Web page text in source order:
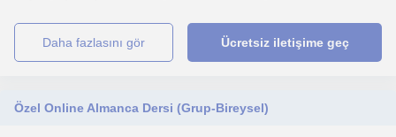
daha fazlasını gör Ücretsiz iletişime geç
Özel Online Almanca Dersi (Grup-Bireysel)